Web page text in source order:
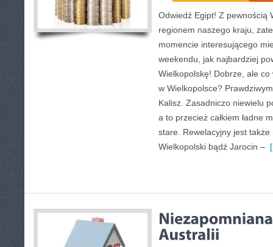
Odwiedź Egipt! Z pewnością
regionem naszego kraju,
momencie interesującego
weekendu, jak najbardziej
Wielkopolskę! Dobrze, ale
w Wielkopolsce?
Kalisz. Zasadniczo niewielu
a to przecież całkiem ładne
stare. Rewelacyjny jest także
Wielkopolski bądź Jarocin –